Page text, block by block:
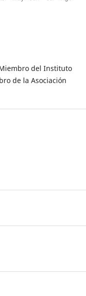
del Instituto
de la Asociación